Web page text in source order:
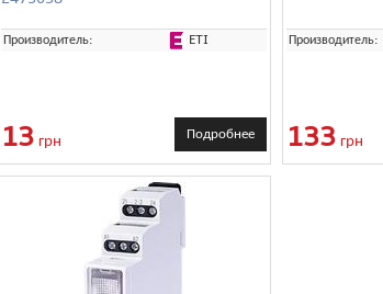
Производитель: ETI
13 грн Подробнее
Производитель:
133 грн